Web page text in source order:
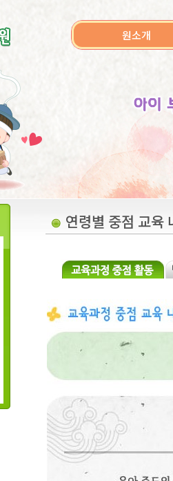
원소개
연령별 중점 교육